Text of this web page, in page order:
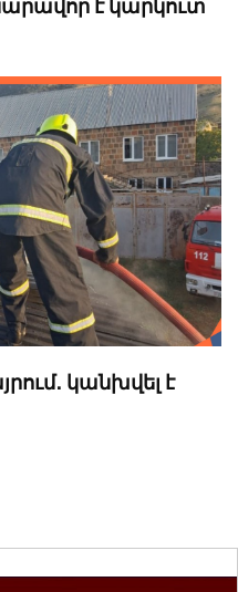
է կարկուտ
կանխվել է